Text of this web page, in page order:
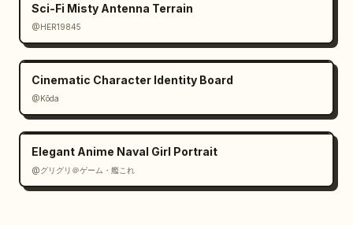
Sci-Fi Misty Antenna Terrain
@HER19845
Cinematic Character Identity Board
@Kōda
Elegant Anime Naval Girl Portrait
@グリグリ＠ゲーム・艦これ